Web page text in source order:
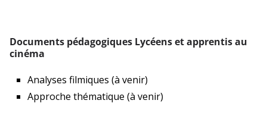
Documents pédagogiques Lycéens et apprentis au
cinéma
Analyses filmiques (à venir)
Approche thématique (à venir)